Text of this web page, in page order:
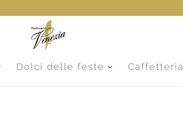
Dolci delle feste Caffetteria